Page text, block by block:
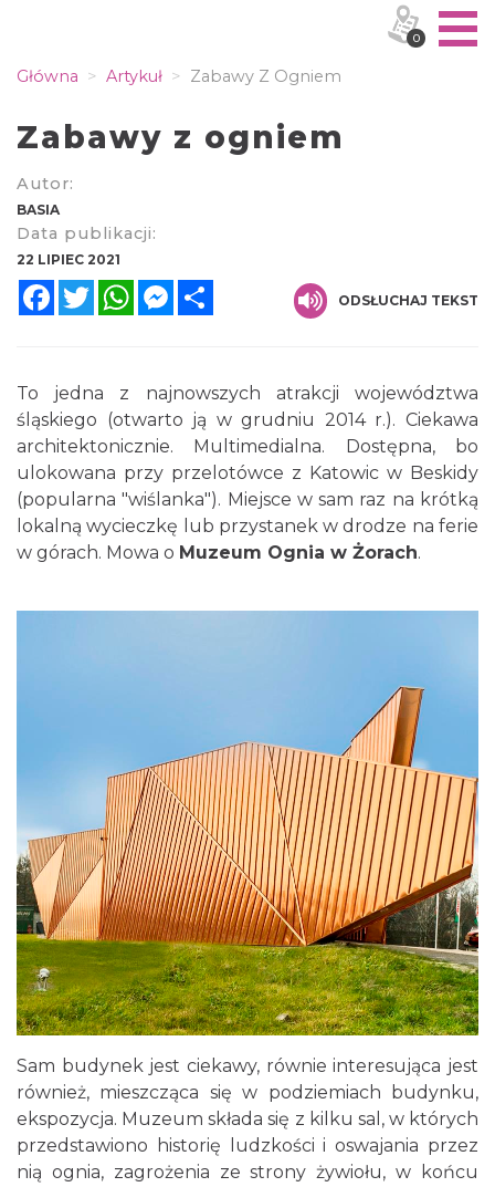
Główna Artykuł Zabawy Z Ogniem
Zabawy z ogniem
Autor:
BASIA
Data publikacji:
22 LIPIEC 2021
FacebookTwitterWhatsAppMessenger
ODSŁUCHAJ TEKST
To jedna z najnowszych atrakcji województwa
śląskiego (otwarto ją w grudniu 2014 r.). Ciekawa
architektonicznie. Multimedialna. Dostępna, bo
ulokowana przy przelotówce z Katowic w Beskidy
(popularna "wiślanka"). Miejsce w sam raz na krótką
lokalną wycieczkę lub przystanek w drodze na ferie
w górach. Mowa o Muzeum Ognia w Żorach.
Sam budynek jest ciekawy, równie interesująca jest
również, mieszcząca się w podziemiach budynku,
ekspozycja. Muzeum składa się z kilku sal, w których
przedstawiono historię ludzkości i oswajania przez
nią ognia, zagrożenia ze strony żywiołu, w końcu
0